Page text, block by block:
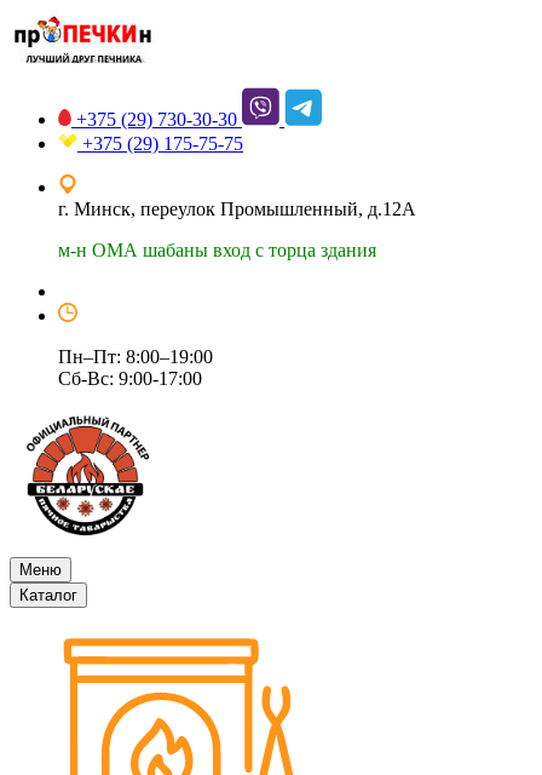
+375 (29) 730-30-30
+375 (29) 175-75-75
г. Минск, переулок Промышленный, д.12А
м-н ОМА шабаны вход с торца здания
Пн–Пт: 8:00–19:00
Сб-Вс: 9:00-17:00
Меню
Каталог